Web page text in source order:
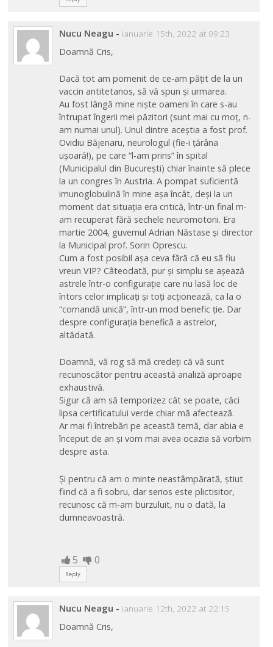
Nucu Neagu - ianuarie 15th, 2022 at 09:23
Doamnă Cris,
Dacă tot am pomenit de ce-am pățit de la un
vaccin antitetanos, să vă spun și urmarea.
Au fost lângă mine niște oameni în care s-au
întrupat îngerii mei păzitori (sunt mai cu moț, n-
am numai unul). Unul dintre aceștia a fost prof.
Ovidiu Băjenaru, neurologul (fie-i țărâna
ușoară!), pe care “l-am prins” în spital
(Municipalul din București) chiar înainte să plece
la un congres în Austria. A pompat suficientă
imunoglobulină în mine așa încât, deși la un
moment dat situația era critică, într-un final m-
am recuperat fără sechele neuromotorii. Era
martie 2004, guvernul Adrian Năstase și director
la Municipal prof. Sorin Oprescu.
Cum a fost posibil așa ceva fără că eu să fiu
vreun VIP? Câteodată, pur și simplu se așează
astrele într-o configurație care nu lasă loc de
întors celor implicați și toți acționează, ca la o
“comandă unică”, într-un mod benefic ție. Dar
despre configurația benefică a astrelor,
altădată.
Doamnă, vă rog să mă credeți că vă sunt
recunoscător pentru această analiză aproape
exhaustivă.
Sigur că am să temporizez cât se poate, căci
lipsa certificatului verde chiar mă afectează.
Ar mai fi întrebări pe această temă, dar abia e
început de an și vom mai avea ocazia să vorbim
despre asta.
Și pentru că am o minte neastâmpărată, știut
fiind că a fi sobru, dar serios este plictisitor,
recunosc că m-am burzuluit, nu o dată, la
dumneavoastră.
5 0
Reply
Nucu Neagu - ianuarie 12th, 2022 at 22:15
Doamnă Cris,